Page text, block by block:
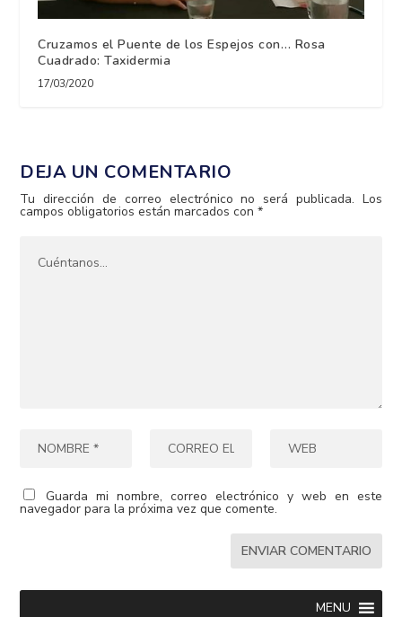
Cruzamos el Puente de los Espejos con… Rosa
Cuadrado: Taxidermia
17/03/2020
DEJA UN COMENTARIO
Tu dirección de correo electrónico no será publicada. Los
campos obligatorios están marcados con*
Guarda mi nombre, correo electrónico y web en este
navegador para la próxima vez que comente.
MENU